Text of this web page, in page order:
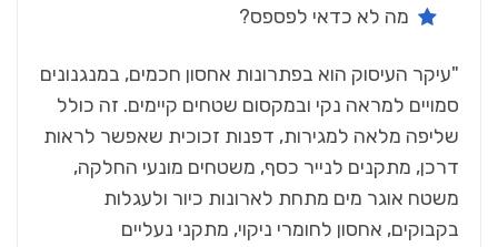
מה לא כדאי לפספס?
"עיקר העיסוק הוא בפתרונות אחסון חכמים, במנגנונים
סמויים למראה נקי ובמקסום שטחים קיימים. זה כולל
שליפה מלאה למגירות, דפנות זכוכית שאפשר לראות
דרכן, מתקנים לנייר כסף, משטחים מונעי החלקה,
משטח אוגר מים מתחת לארונות כיור ולעגלות
בקבוקים, אחסון לחומרי ניקוי, מתקני נעליים